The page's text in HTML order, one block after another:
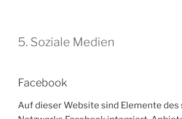
5. Soziale Medien
Facebook
Auf dieser Website sind Elemente des